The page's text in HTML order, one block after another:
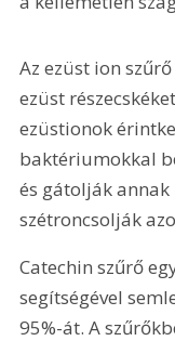
Az ezüst ion
ezüst
ezüstionok
baktériumokkal
és gátolják annak
szétroncsolják
Catechin szűrő
segítségével
95%-át. A